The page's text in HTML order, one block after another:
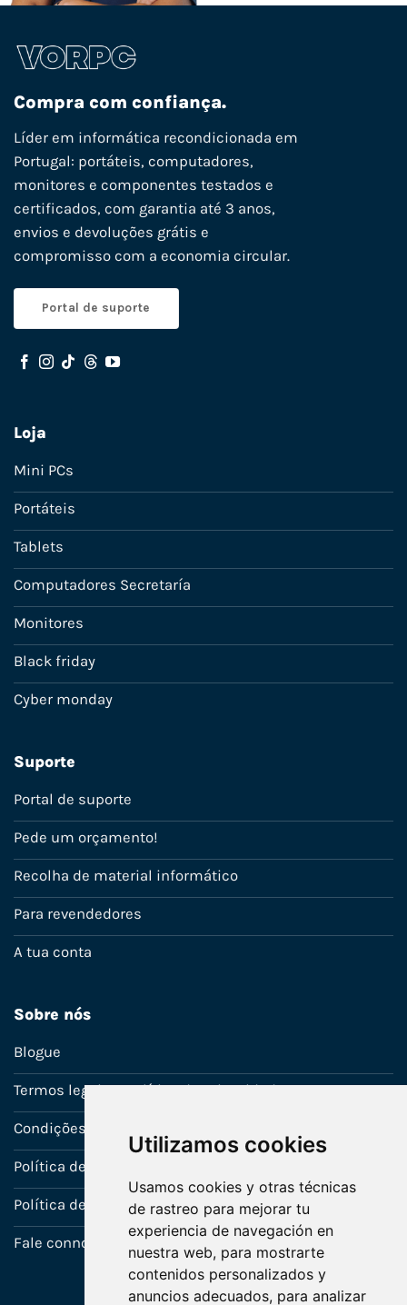
Utilizamos cookies
Usamos cookies y otras técnicas
de rastreo para mejorar tu
experiencia de navegación en
nuestra web, para mostrarte
contenidos personalizados y
anuncios adecuados, para analizar
Compra com confiança.
Líder em informática recondicionada em
Portugal: portáteis, computadores,
monitores e componentes testados e
certificados, com garantia até 3 anos,
envios e devoluções grátis e
compromisso com a economia circular.
Portal de suporte
Loja
Mini PCs
Portáteis
Tablets
Computadores Secretaría
Monitores
Black friday
Cyber monday
Suporte
Portal de suporte
Pede um orçamento!
Recolha de material informático
Para revendedores
A tua conta
Sobre nós
Blogue
Termos legais e política de privacidade
Condições de venda
Política de Garantia
Política de utilização de cookies
Fale connosco